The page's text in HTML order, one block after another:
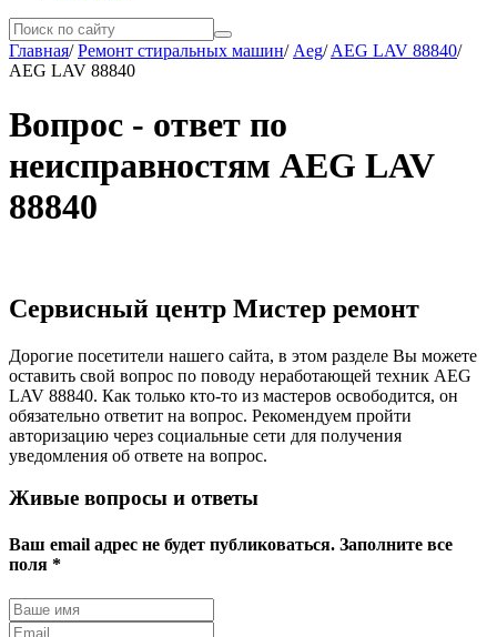
Главная/Ремонт стиральных машин/ Aeg/AEG LAV 88840/
AEG LAV 88840
Вопрос - ответ по
неисправностям AEG LAV
88840
Сервисный центр Мистер ремонт
Дорогие посетители нашего сайта, в этом разделе Вы можете
оставить свой вопрос по поводу неработающей техник AEG
LAV 88840. Как только кто-то из мастеров освободится, он
обязательно ответит на вопрос. Рекомендуем пройти
авторизацию через социальные сети для получения
уведомления об ответе на вопрос.
Живые вопросы и ответы
Ваш email адрес не будет публиковаться. Заполните все
поля *